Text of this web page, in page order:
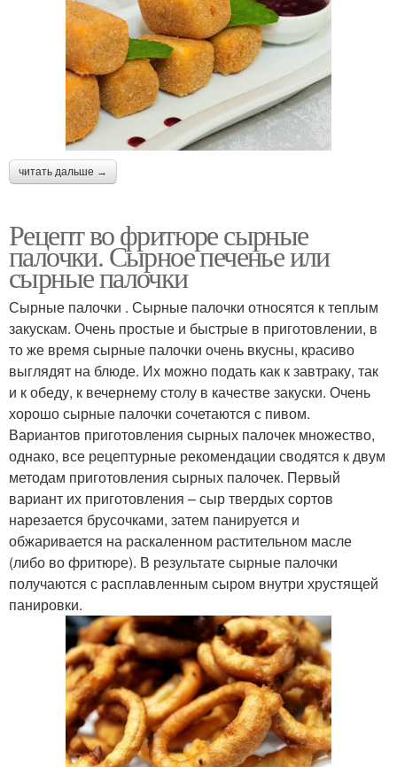
читать дальше →
Рецепт во фритюре сырные
палочки. Сырное печенье или
сырные палочки
Сырные палочки . Сырные палочки относятся к теплым
закускам. Очень простые и быстрые в приготовлении, в
то же время сырные палочки очень вкусны, красиво
выглядят на блюде. Их можно подать как к завтраку, так
и к обеду, к вечернему столу в качестве закуски. Очень
хорошо сырные палочки сочетаются с пивом.
Вариантов приготовления сырных палочек множество,
однако, все рецептурные рекомендации сводятся к двум
методам приготовления сырных палочек. Первый
вариант их приготовления – сыр твердых сортов
нарезается брусочками, затем панируется и
обжаривается на раскаленном растительном масле
(либо во фритюре). В результате сырные палочки
получаются с расплавленным сыром внутри хрустящей
панировки.